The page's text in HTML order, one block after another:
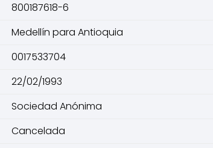
800187618-6
Medellín para Antioquia
0017533704
22/02/1993
Sociedad Anónima
Cancelada